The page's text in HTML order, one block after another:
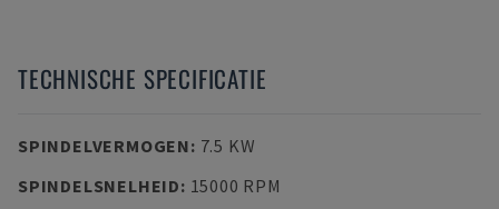
TECHNISCHE SPECIFICATIE
SPINDELVERMOGEN: 7.5 KW
SPINDELSNELHEID: 15000 RPM